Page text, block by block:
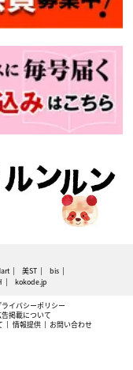
美ST
bis
kokode.jp
ライバシーポリシー
告掲載について
情報提供 お問い合わせ